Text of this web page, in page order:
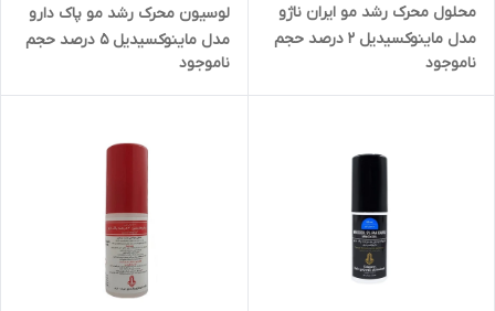
محلول محرک رشد مو ایران ناژو
مدل ماینوکسیدیل 2 درصد حجم
60 میلی لیتر
ناموجود
لوسیون محرک رشد مو پاک دارو
مدل ماینوکسیدیل 5 درصد حجم
60 میلی لیتر
ناموجود